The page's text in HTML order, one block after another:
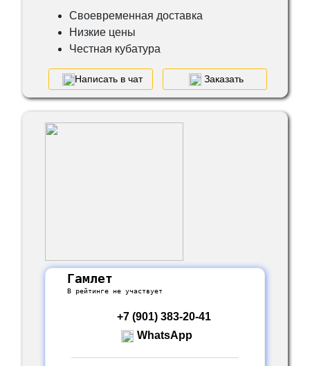
Своевременная доставка
Низкие цены
Честная кубатура
Написать в чат Заказать
Гамлет
В рейтинге не участвует
+7 (901) 383-20-41
WhatsApp